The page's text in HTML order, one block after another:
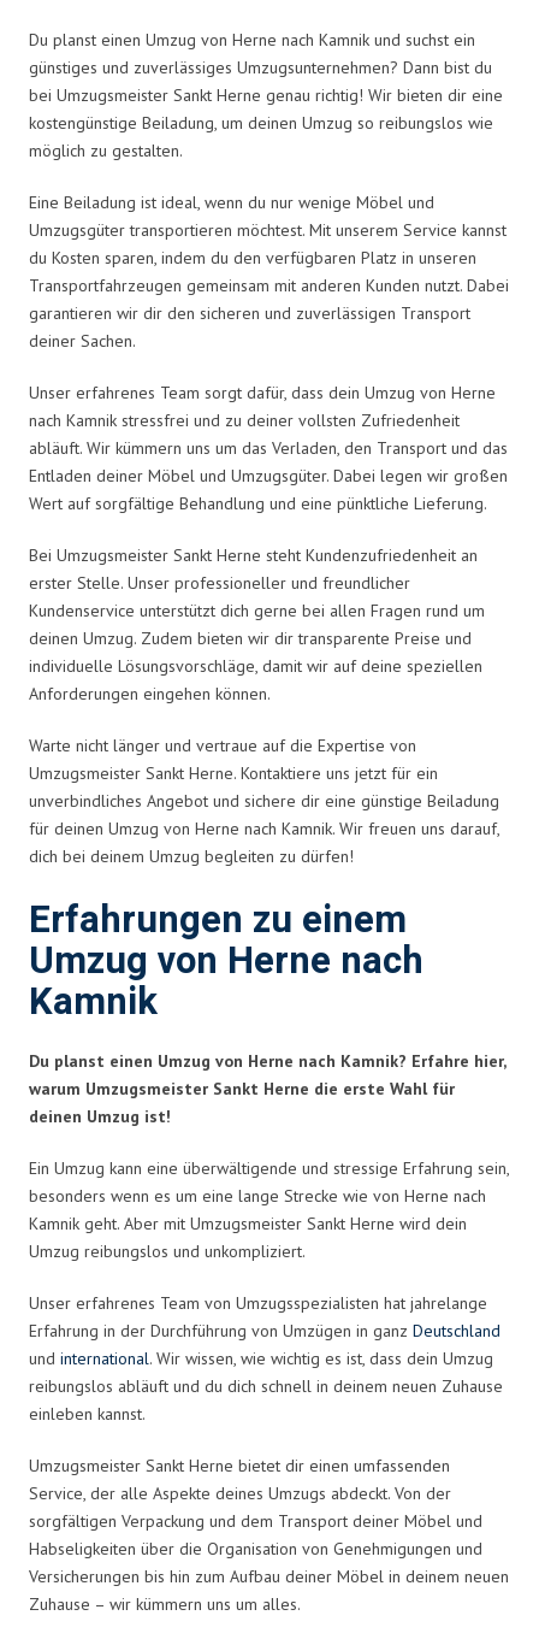
Du planst einen Umzug von Herne nach Kamnik und suchst ein
günstiges und zuverlässiges Umzugsunternehmen? Dann bist du
bei Umzugsmeister Sankt Herne genau richtig! Wir bieten dir eine
kostengünstige Beiladung, um deinen Umzug so reibungslos wie
möglich zu gestalten.
Eine Beiladung ist ideal, wenn du nur wenige Möbel und
Umzugsgüter transportieren möchtest. Mit unserem Service kannst
du Kosten sparen, indem du den verfügbaren Platz in unseren
Transportfahrzeugen gemeinsam mit anderen Kunden nutzt. Dabei
garantieren wir dir den sicheren und zuverlässigen Transport
deiner Sachen.
Unser erfahrenes Team sorgt dafür, dass dein Umzug von Herne
nach Kamnik stressfrei und zu deiner vollsten Zufriedenheit
abläuft. Wir kümmern uns um das Verladen, den Transport und das
Entladen deiner Möbel und Umzugsgüter. Dabei legen wir großen
Wert auf sorgfältige Behandlung und eine pünktliche Lieferung.
Bei Umzugsmeister Sankt Herne steht Kundenzufriedenheit an
erster Stelle. Unser professioneller und freundlicher
Kundenservice unterstützt dich gerne bei allen Fragen rund um
deinen Umzug. Zudem bieten wir dir transparente Preise und
individuelle Lösungsvorschläge, damit wir auf deine speziellen
Anforderungen eingehen können.
Warte nicht länger und vertraue auf die Expertise von
Umzugsmeister Sankt Herne. Kontaktiere uns jetzt für ein
unverbindliches Angebot und sichere dir eine günstige Beiladung
für deinen Umzug von Herne nach Kamnik. Wir freuen uns darauf,
dich bei deinem Umzug begleiten zu dürfen!
Erfahrungen zu einem
Umzug von Herne nach
Kamnik
Du planst einen Umzug von Herne nach Kamnik? Erfahre hier,
warum Umzugsmeister Sankt Herne die erste Wahl für
deinen Umzug ist!
Ein Umzug kann eine überwältigende und stressige Erfahrung sein,
besonders wenn es um eine lange Strecke wie von Herne nach
Kamnik geht. Aber mit Umzugsmeister Sankt Herne wird dein
Umzug reibungslos und unkompliziert.
Unser erfahrenes Team von Umzugsspezialisten hat jahrelange
Erfahrung in der Durchführung von Umzügen in ganz Deutschland
und international. Wir wissen, wie wichtig es ist, dass dein Umzug
reibungslos abläuft und du dich schnell in deinem neuen Zuhause
einleben kannst.
Umzugsmeister Sankt Herne bietet dir einen umfassenden
Service, der alle Aspekte deines Umzugs abdeckt. Von der
sorgfältigen Verpackung und dem Transport deiner Möbel und
Habseligkeiten über die Organisation von Genehmigungen und
Versicherungen bis hin zum Aufbau deiner Möbel in deinem neuen
Zuhause – wir kümmern uns um alles.